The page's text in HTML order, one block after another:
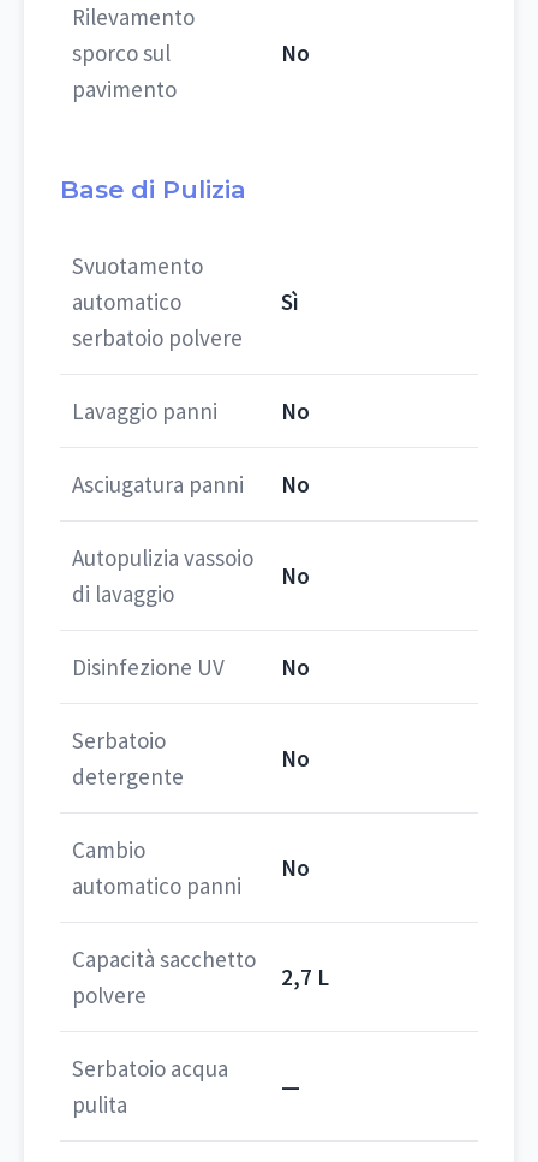
Rilevamento
sporco sul
pavimento
No
Base di Pulizia
Svuotamento
automatico
serbatoio polvere
Sì
Lavaggio panni No
Asciugatura panni No
Autopulizia vassoio
di lavaggio
No
Disinfezione UV No
Serbatoio
detergente
No
Cambio
automatico panni
No
Capacità sacchetto
polvere
2,7 L
Serbatoio acqua
pulita
—